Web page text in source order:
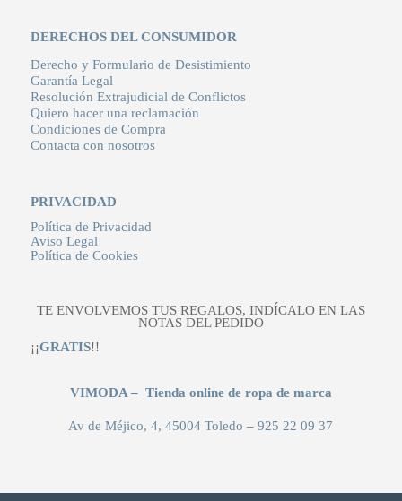
DERECHOS DEL CONSUMIDOR
Derecho y Formulario de Desistimiento
Garantía Legal
Resolución Extrajudicial de Conflictos
Quiero hacer una reclamación
Condiciones de Compra
Contacta con nosotros
PRIVACIDAD
Política de Privacidad
Aviso Legal
Política de Cookies
TE ENVOLVEMOS TUS REGALOS, INDÍCALO EN LAS
NOTAS DEL PEDIDO
¡¡GRATIS!!
VIMODA – Tienda online de ropa de marca
Av de Méjico, 4, 45004 Toledo –925 22 09 37